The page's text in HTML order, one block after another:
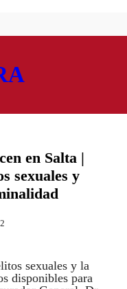
en Salta |
sexuales y
sexuales y la
disponibles para